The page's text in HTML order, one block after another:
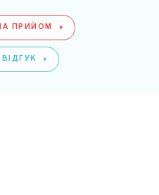
ПРИЙОМ